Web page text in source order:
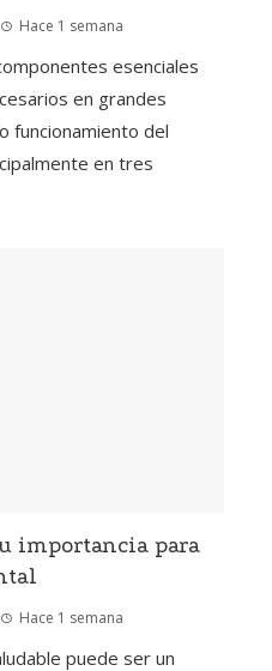
Hace 1 semana
esenciales
en grandes
funcionamiento del
en tres
importancia para
Hace 1 semana
puede ser un